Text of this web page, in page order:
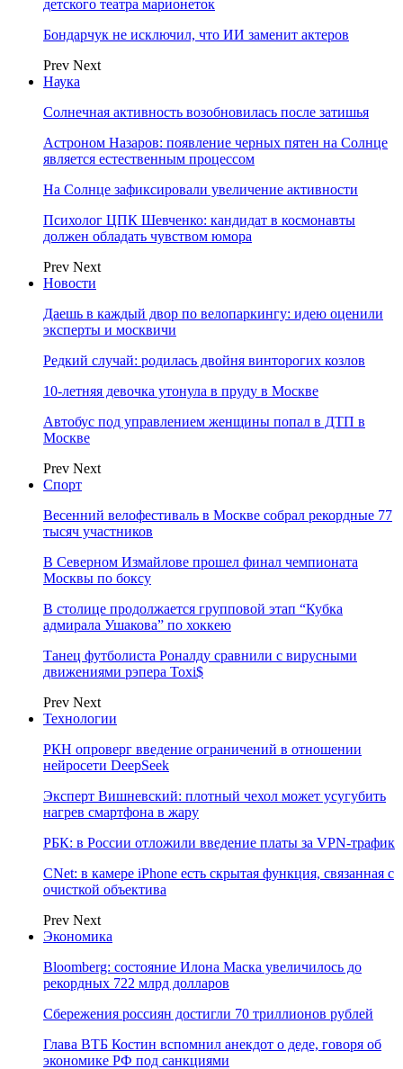
детского театра марионеток
Бондарчук не исключил, что ИИ заменит актеров
Prev Next
Наука
Солнечная активность возобновилась после затишья
Астроном Назаров: появление черных пятен на Солнце
является естественным процессом
На Солнце зафиксировали увеличение активности
Психолог ЦПК Шевченко: кандидат в космонавты
должен обладать чувством юмора
Prev Next
Новости
Даешь в каждый двор по велопаркингу: идею оценили
эксперты и москвичи
Редкий случай: родилась двойня винторогих козлов
10-летняя девочка утонула в пруду в Москве
Автобус под управлением женщины попал в ДТП в
Москве
Prev Next
Спорт
Весенний велофестиваль в Москве собрал рекордные 77
тысяч участников
В Северном Измайлове прошел финал чемпионата
Москвы по боксу
В столице продолжается групповой этап “Кубка
адмирала Ушакова” по хоккею
Танец футболиста Роналду сравнили с вирусными
движениями рэпера Toxi$
Prev Next
Технологии
РКН опроверг введение ограничений в отношении
нейросети DeepSeek
Эксперт Вишневский: плотный чехол может усугубить
нагрев смартфона в жару
РБК: в России отложили введение платы за VPN-трафик
CNet: в камере iPhone есть скрытая функция, связанная с
очисткой объектива
Prev Next
Экономика
Bloomberg: состояние Илона Маска увеличилось до
рекордных 722 млрд долларов
Сбережения россиян достигли 70 триллионов рублей
Глава ВТБ Костин вспомнил анекдот о деде, говоря об
экономике РФ под санкциями